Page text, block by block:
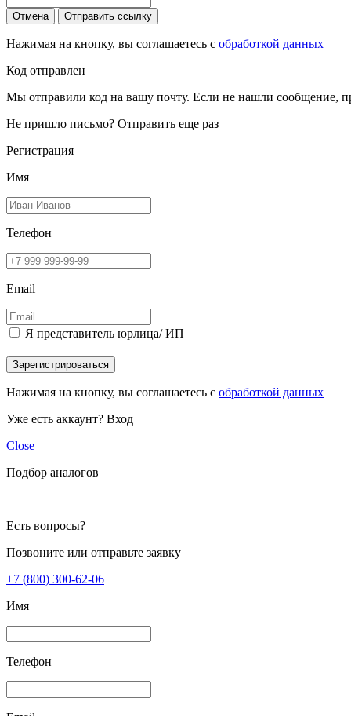
Отмена Отправить ссылку
Нажимая на кнопку, вы соглашаетесь с обработкой данных
Код отправлен
Мы отправили код на вашу почту. Если не нашли сообщение,
Не пришло письмо? Отправить еще раз
Регистрация
Имя
Телефон
Email
Я представитель юрлица/ ИП
Зарегистрироваться
Нажимая на кнопку, вы соглашаетесь с обработкой данных
Уже есть аккаунт? Вход
Close
Подбор аналогов
Есть вопросы?
Позвоните или отправьте заявку
+7 (800) 300-62-06
Имя
Телефон